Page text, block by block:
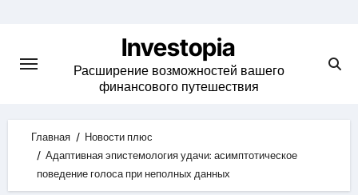
content
Investopia
Расширение возможностей вашего
финансового путешествия
Главная
Новости плюс
Адаптивная эпистемология удачи: асимптотическое
поведение голоса при неполных данных